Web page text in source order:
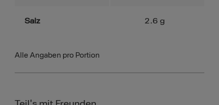
Salz 2.6 g
Alle Angaben pro Portion